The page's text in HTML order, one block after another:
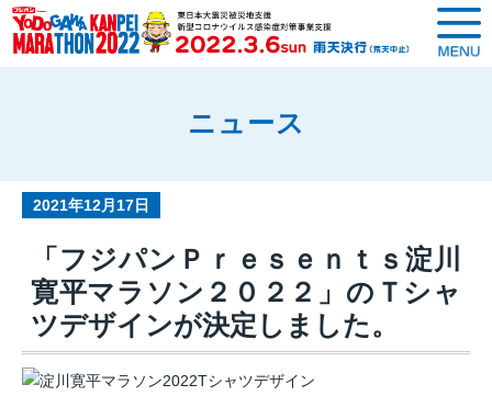
ニュース
2021年12月17日
「フジパンＰｒｅｓｅｎｔｓ淀川
寛平マラソン２０２２」のＴシャ
ツデザインが決定しました。